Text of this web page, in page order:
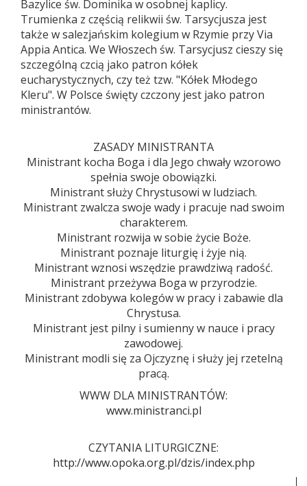
Bazylice św. Dominika w osobnej kaplicy.
Trumienka z częścią relikwii św. Tarsycjusza jest
także w salezjańskim kolegium w Rzymie przy Via
Appia Antica. We Włoszech św. Tarsycjusz cieszy się
szczególną czcią jako patron kółek
eucharystycznych, czy też tzw. "Kółek Młodego
Kleru". W Polsce święty czczony jest jako patron
ministrantów.
ZASADY MINISTRANTA
Ministrant kocha Boga i dla Jego chwały wzorowo
spełnia swoje obowiązki.
Ministrant służy Chrystusowi w ludziach.
Ministrant zwalcza swoje wady i pracuje nad swoim
charakterem.
Ministrant rozwija w sobie życie Boże.
Ministrant poznaje liturgię i żyje nią.
Ministrant wznosi wszędzie prawdziwą radość.
Ministrant przeżywa Boga w przyrodzie.
Ministrant zdobywa kolegów w pracy i zabawie dla
Chrystusa.
Ministrant jest pilny i sumienny w nauce i pracy
zawodowej.
Ministrant modli się za Ojczyznę i służy jej rzetelną
pracą.
WWW DLA MINISTRANTÓW:
www.ministranci.pl
CZYTANIA LITURGICZNE:
http://www.opoka.org.pl/dzis/index.php